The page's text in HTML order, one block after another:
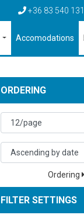
+36 83 540 131
Accomodations
ORDERING
Ordering
FILTER SETTINGS